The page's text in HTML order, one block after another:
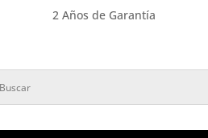
2 Años de Garantía